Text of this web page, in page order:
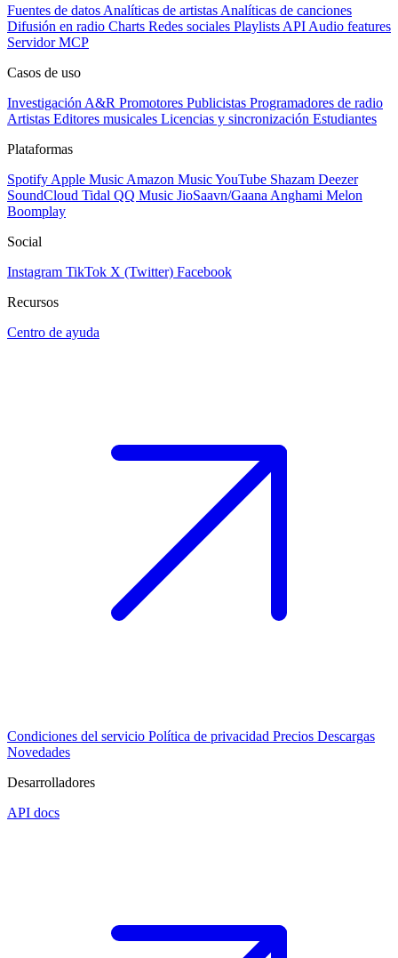
Fuentes de datos Analíticas de artistas Analíticas de canciones
Difusión en radio Charts Redes sociales Playlists API Audio features
Servidor MCP
Casos de uso
Investigación A&R Promotores Publicistas Programadores de radio
Artistas Editores musicales Licencias y sincronización Estudiantes
Plataformas
Spotify Apple Music Amazon MusicYouTube Shazam Deezer
SoundCloud Tidal QQ Music JioSaavn/Gaana Anghami Melon
Boomplay
Social
Instagram TikTok X (Twitter) Facebook
Recursos
Centro de ayuda
Condiciones del servicio Política de privacidad Precios Descargas
Novedades
Desarrolladores
API docs